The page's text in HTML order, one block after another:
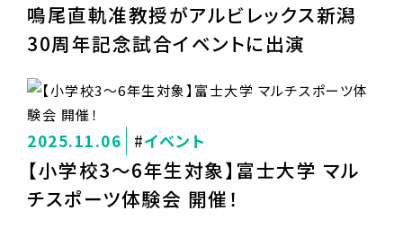
鳴尾直軌准教授がアルビレックス新潟
30周年記念試合イベントに出演
2025.11.06 イベント
【小学校3～6年生対象】富士大学 マル
チスポーツ体験会 開催！